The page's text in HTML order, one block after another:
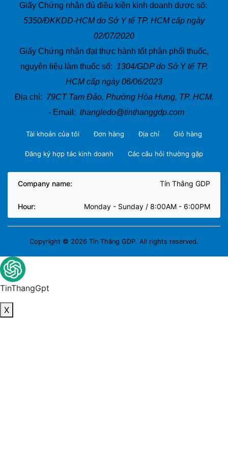
Giấy Chứng nhận đủ điều kiện kinh doanh dược số:
5350/ĐKKDD-HCM do Sở Y tế TP. HCM cấp ngày
02/07/2020
Giấy Chứng nhận đạt thực hành tốt phân phối thuốc,
nguyên liệu làm thuốc số: 1304/GDP do Sở Y tế TP.
HCM cấp ngày 06/06/2023
Địa chỉ: 79CT Tam Đảo, Phường Hòa Hưng, TP. HCM.
- Email: thangledo@tinthanggdp.com
Tài khoản của tôi Đơn hàng Địa chỉ Giỏ hàng
Đăng ký hợp tác kinh doanh Các câu hỏi thường gặp
Company name: Tín Thắng GDP
Hour: Monday - Sunday / 8:00AM - 6:00PM
Copyright © 2026 Tín Thắng GDP. All rights reserved.
TinThangGpt
X